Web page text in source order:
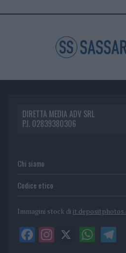
DIRETTA MEDIA ADV SRL
P.I. 02839380306
Chi siamo
Codice etico
Immagini stock di